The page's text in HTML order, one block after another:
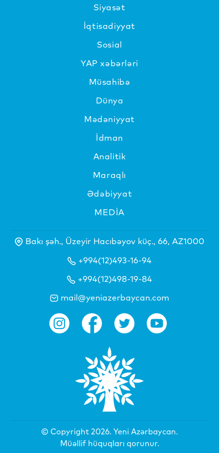
Siyasət
İqtisadiyyat
Sosial
YAP xəbərləri
Müsahibə
Dünya
Mədəniyyat
İdman
Analitik
Maraqlı
Ədəbiyyat
MEDİA
Bakı şəh., Üzeyir Hacıbəyov küç., 66, AZ1000
+994(12)493-16-94
+994(12)498-19-84
mail@yeniazerbaycan.com
© Copyright 2026. Yeni Azərbaycan.
Müəllif hüquqları qorunur.